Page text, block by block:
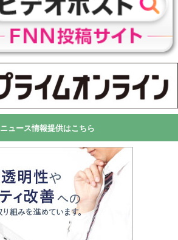
ニュース情報提供はこちら